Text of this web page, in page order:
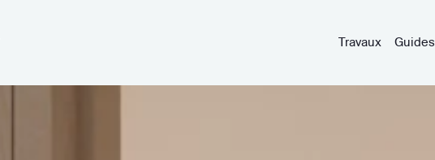
Travaux Guides